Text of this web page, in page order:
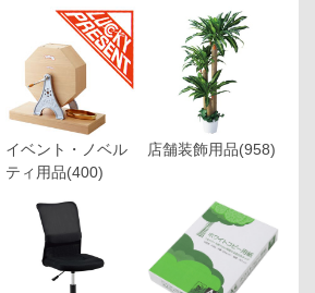
イベント・ノベル
ティ用品(400)
店舗装飾用品(958)